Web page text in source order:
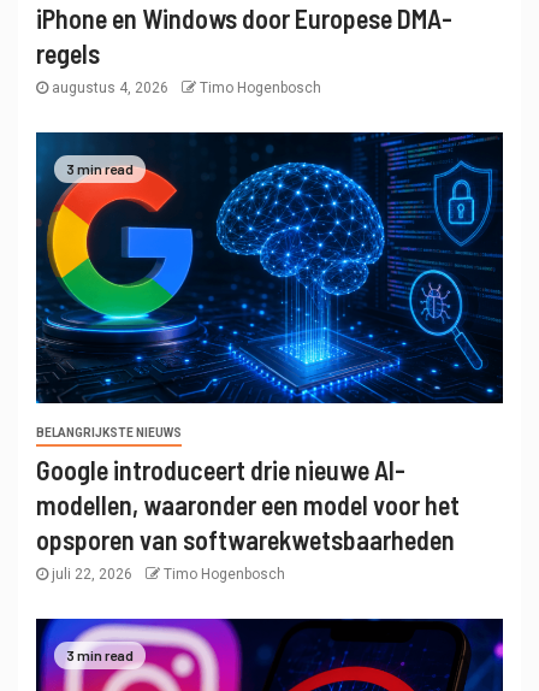
iPhone en Windows door Europese DMA-
regels
augustus 4, 2026 Timo Hogenbosch
3 min read
BELANGRIJKSTE NIEUWS
Google introduceert drie nieuwe AI-
modellen, waaronder een model voor het
opsporen van softwarekwetsbaarheden
juli 22, 2026 Timo Hogenbosch
3 min read